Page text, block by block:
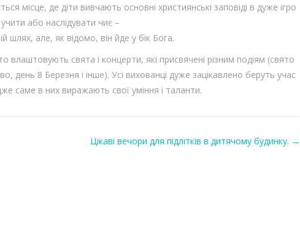
місце, де діти вивчають основні християнські заповіді в дуже ігро
або наслідувати чиє –
шлях, але, як відомо, він йде у бік Бога.
влаштовують свята і концерти, які присвячені різним подіям (свято
день 8 Березня і інше). Усі вихованці дуже зацікавлено беруть учас
саме в них виражають свої уміння і таланти.
Цікаві вечори для підлітків в дитячому будинку. →